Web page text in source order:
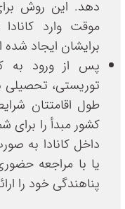
دهد. این روش
موقت وارد
برایشان ایجاد
پس از ورود به
توریستی، تحصیلی
طول اقامتتان
کشور مبدأ را برای
یا با مراجعه
پناهندگی خود را